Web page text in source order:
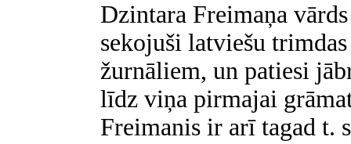
Dzintara Freimaņa
sekojuši latviešu
žurnāliem, un patiesi
līdz viņa pirmajai
Freimanis ir arī tagad t.